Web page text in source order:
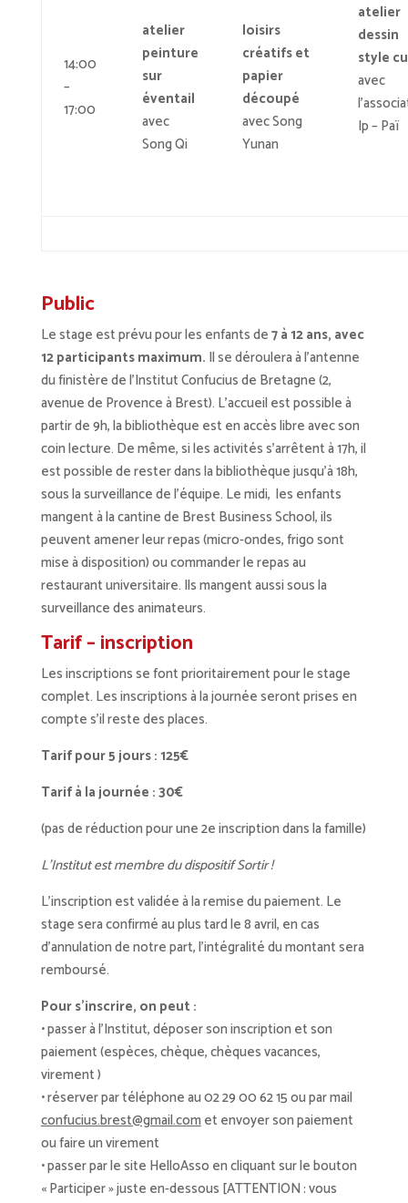
14:00
–
17:00
atelier
peinture
sur
éventail
avec
Song Qi
loisirs
créatifs et
papier
découpé
avec Song
Yunan
atelier
dessin
style
avec
Ip – Paï
Public
Le stage est prévu pour les enfants de7 à 12 ans, avec
12 participants maximum. Il se déroulera à l’antenne
du finistère de l’Institut Confucius de Bretagne (2,
avenue de Provence à Brest). L’accueil est possible à
partir de 9h, la bibliothèque est en accès libre avec son
coin lecture. De même, si les activités s’arrêtent à 17h, il
est possible de rester dans la bibliothèque jusqu’à 18h,
sous la surveillance de l’équipe. Le midi, les enfants
mangent à la cantine de Brest Business School, ils
peuvent amener leur repas (micro-ondes, frigo sont
mise à disposition) ou commander le repas au
restaurant universitaire. Ils mangent aussi sous la
surveillance des animateurs.
Tarif – inscription
Les inscriptions se font prioritairement pour le stage
complet. Les inscriptions à la journée seront prises en
compte s’il reste des places.
Tarif pour 5 jours : 125€
Tarif à la journée : 30€
(pas de réduction pour une 2e inscription dans la famille)
L’Institut est membre du dispositif Sortir !
L’inscription est validée à la remise du paiement. Le
stage sera confirmé au plus tard le 8 avril, en cas
d’annulation de notre part, l’intégralité du montant sera
remboursé.
Pour s’inscrire, on peut :
• passer à l’Institut, déposer son inscription et son
paiement (espèces, chèque, chèques vacances,
virement )
• réserver par téléphone au 02 29 00 62 15 ou par mail
confucius.brest@gmail.comet envoyer son paiement
ou faire un virement
• passer par le site HelloAsso en cliquant sur le bouton
« Participer » juste en-dessous [ATTENTION : vous